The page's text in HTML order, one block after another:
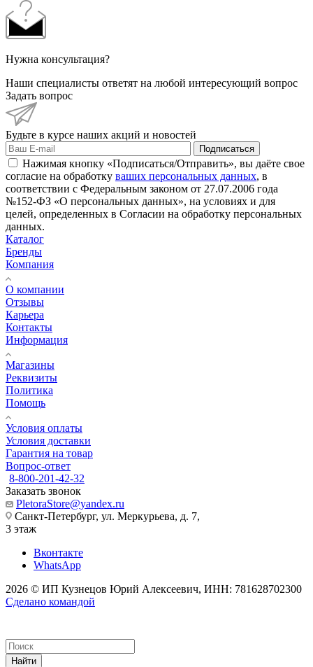
Нужна консультация?
Наши специалисты ответят на любой интересующий вопрос
Задать вопрос
Будьте в курсе наших акций и новостей
Подписаться
Нажимая кнопку «Подписаться/Отправить», вы даёте свое
согласие на обработку ваших персональных данных, в
соответствии с Федеральным законом от 27.07.2006 года
№152-ФЗ «О персональных данных», на условиях и для
целей, определенных в Согласии на обработку персональных
данных.
Каталог
Бренды
Компания
О компании
Отзывы
Карьера
Контакты
Информация
Магазины
Реквизиты
Политика
Помощь
Условия оплаты
Условия доставки
Гарантия на товар
Вопрос-ответ
8-800-201-42-32
Заказать звонок
PletoraStore@yandex.ru
Санкт-Петербург, ул. Меркурьева, д. 7,
3 этаж
Вконтакте
WhatsApp
2026 © ИП Кузнецов Юрий Алексеевич, ИНН: 781628702300
Сделано командой
Найти